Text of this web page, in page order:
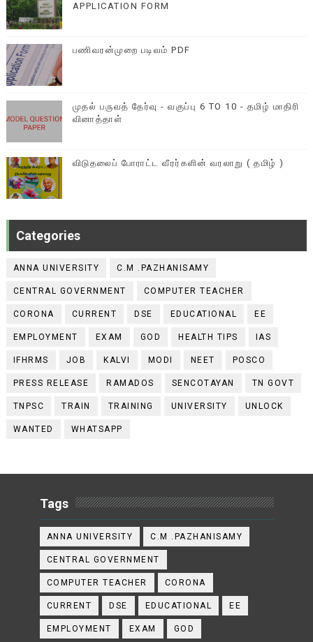
APPLICATION FORM
பணிவரன்முறை படிவம் PDF
முதல் பருவத் தேர்வு - வகுப்பு 6 TO 10 - தமிழ் மாதிரி
வினாத்தாள்
விடுதலைப் போராட்ட வீரர்களின் வரலாறு ( தமிழ் )
Categories
ANNA UNIVERSITY C.M .PAZHANISAMY
CENTRAL GOVERNMENT COMPUTER TEACHER
CORONA CURRENT DSE EDUCATIONAL EE
EMPLOYMENT EXAM GOD HEALTH TIPS IAS
IFHRMS JOB KALVI MODI NEET POSCO
PRESS RELEASE RAMADOS SENCOTAYAN TN GOVT
TNPSC TRAIN TRAINING UNIVERSITY UNLOCK
WANTED WHATSAPP
Tags
ANNA UNIVERSITY C.M .PAZHANISAMY
CENTRAL GOVERNMENT
COMPUTER TEACHER CORONA
CURRENT DSE EDUCATIONAL EE
EMPLOYMENT EXAM GOD